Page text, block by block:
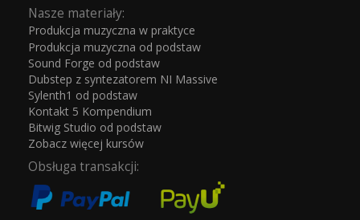
Nasze materiały:
Produkcja muzyczna w praktyce
Produkcja muzyczna od podstaw
Sound Forge od podstaw
Dubstep z syntezatorem NI Massive
Sylenth1 od podstaw
Kontakt 5 Kompendium
Bitwig Studio od podstaw
Zobacz więcej kursów
Obsługa transakcji: